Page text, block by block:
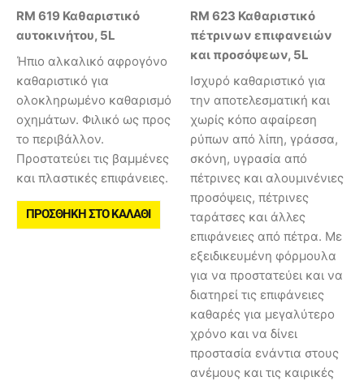
RM 619 Καθαριστικό
αυτοκινήτου, 5L
Ήπιο αλκαλικό αφρογόνο
καθαριστικό για
ολοκληρωμένο καθαρισμό
οχημάτων. Φιλικό ως προς
το περιβάλλον.
Προστατεύει τις βαμμένες
και πλαστικές επιφάνειες.
ΠΡΟΣΘΉΚΗ ΣΤΟ ΚΑΛΆΘΙ
RM 623 Καθαριστικό
πέτρινων επιφανειών
και προσόψεων, 5L
Ισχυρό καθαριστικό για
την αποτελεσματική και
χωρίς κόπο αφαίρεση
ρύπων από λίπη, γράσσα,
σκόνη, υγρασία από
πέτρινες και αλουμινένιες
προσόψεις, πέτρινες
ταράτσες και άλλες
επιφάνειες από πέτρα. Με
εξειδικευμένη φόρμουλα
για να προστατεύει και να
διατηρεί τις επιφάνειες
καθαρές για μεγαλύτερο
χρόνο και να δίνει
προστασία ενάντια στους
ανέμους και τις καιρικές